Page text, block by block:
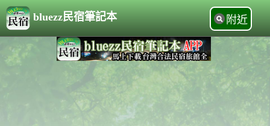
bluezz民宿筆記本 附近